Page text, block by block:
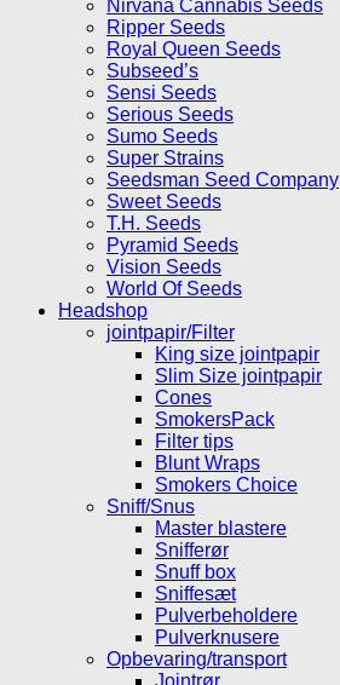
Nirvana Cannabis Seeds
Ripper Seeds
Royal Queen Seeds
Subseed’s
Sensi Seeds
Serious Seeds
Sumo Seeds
Super Strains
Seedsman Seed Company
Sweet Seeds
T.H. Seeds
Pyramid Seeds
Vision Seeds
World Of Seeds
Headshop
jointpapir/Filter
King size jointpapir
Slim Size jointpapir
Cones
SmokersPack
Filter tips
Blunt Wraps
Smokers Choice
Sniff/Snus
Master blastere
Snifferør
Snuff box
Sniffesæt
Pulverbeholdere
Pulverknusere
Opbevaring/transport
Jointrør